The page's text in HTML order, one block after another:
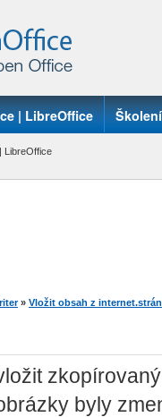
| LibreOffice Školení
LibreOffice
» Vložit obsah z
byly